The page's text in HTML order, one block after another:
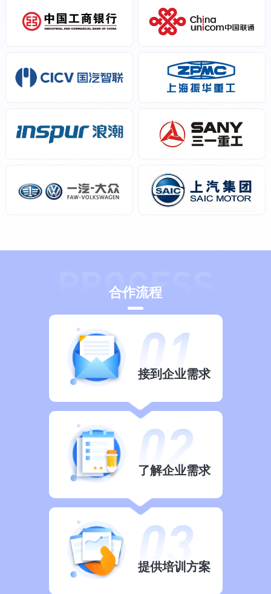
合作流程
接到企业需求
了解企业需求
提供培训方案